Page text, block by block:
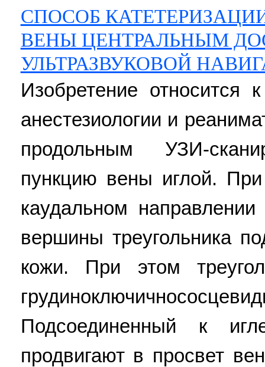
СПОСОБ
ВЕНЫ ЦЕНТРАЛЬНЫМ
УЛЬТРАЗВУКОВОЙ
Изобретение относится
анестезиологии и
продольным УЗИ-
пункцию вены иглой.
каудальном
вершины треугольника
кожи. При этом
Подсоединенный к
продвигают в просвет